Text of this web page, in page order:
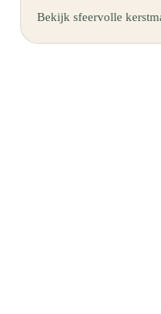
Bekijk sfeervolle